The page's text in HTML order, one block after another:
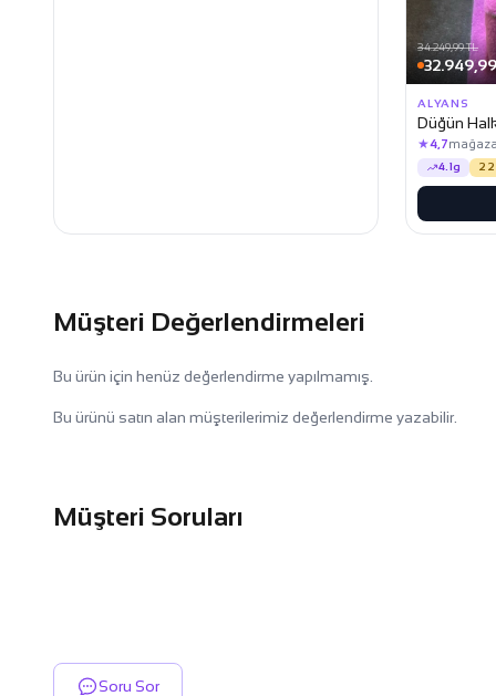
34.249,99 TL
ALYANS
Düğün
★4,7
4.1g 22
Müşteri Değerlendirmeleri
Bu ürün için henüz değerlendirme yapılmamış.
Bu ürünü satın alan müşterilerimiz değerlendirme yazabilir.
Müşteri Soruları
Soru Sor